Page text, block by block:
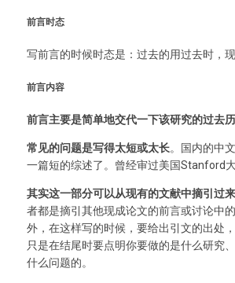
前言时态
写前言的时候时态是：过去的用过去时，
前言内容
前言主要是简单地交代一下该研究的过去
常见的问题是写得太短或太长。国内的中
一篇短的综述了。曾经审过美国Stanford
其实这一部分可以从现有的文献中摘引过来
者都是摘引其他现成论文的前言或讨论中
外，在这样写的时候，要给出引文的出处
只是在结尾时要点明你要做的是什么研究
什么问题的。